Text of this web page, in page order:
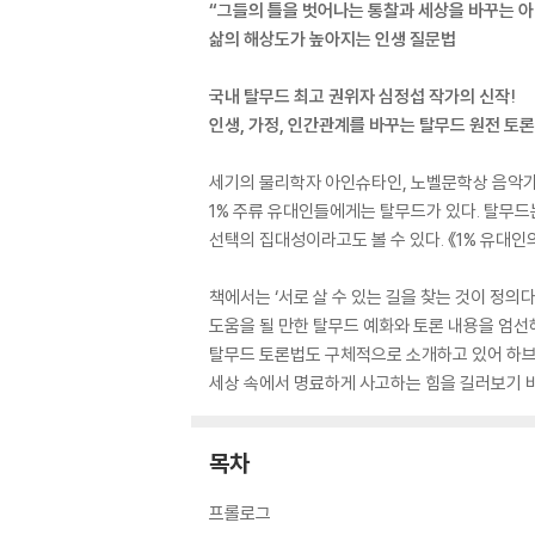
“그들의 틀을 벗어나는 통찰과 세상을 바꾸는
삶의 해상도가 높아지는 인생 질문법
국내 탈무드 최고 권위자 심정섭 작가의 신작!
인생, 가정, 인간관계를 바꾸는 탈무드 원전 토
세기의 물리학자 아인슈타인, 노벨문학상 음악
1% 주류 유대인들에게는 탈무드가 있다. 탈무
선택의 집대성이라고도 볼 수 있다. 《1% 유대
책에서는 ‘서로 살 수 있는 길을 찾는 것이 정의
도움을 될 만한 탈무드 예화와 토론 내용을 엄
탈무드 토론법도 구체적으로 소개하고 있어 하
세상 속에서 명료하게 사고하는 힘을 길러보기
목차
프롤로그